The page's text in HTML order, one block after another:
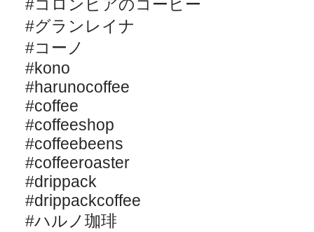
#コロンビアのコーヒー
#グランレイナ
#コーノ
#kono
#harunocoffee
#coffee
#coffeeshop
#coffeebeens
#coffeeroaster
#drippack
#drippackcoffee
#ハルノ珈琲